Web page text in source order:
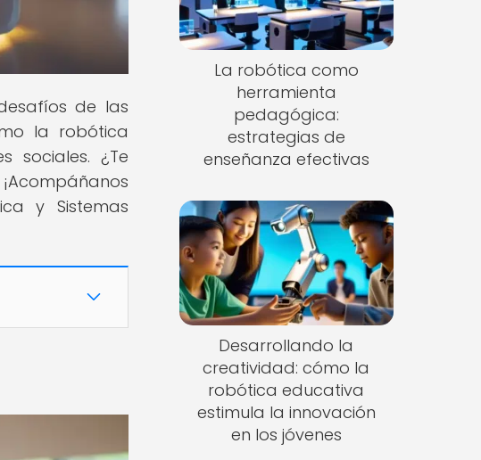
de las
la robótica
sociales. ¿Te
y Sistemas
La robótica como
herramienta
pedagógica:
estrategias de
enseñanza efectivas
Desarrollando la
creatividad: cómo la
robótica educativa
estimula la innovación
en los jóvenes